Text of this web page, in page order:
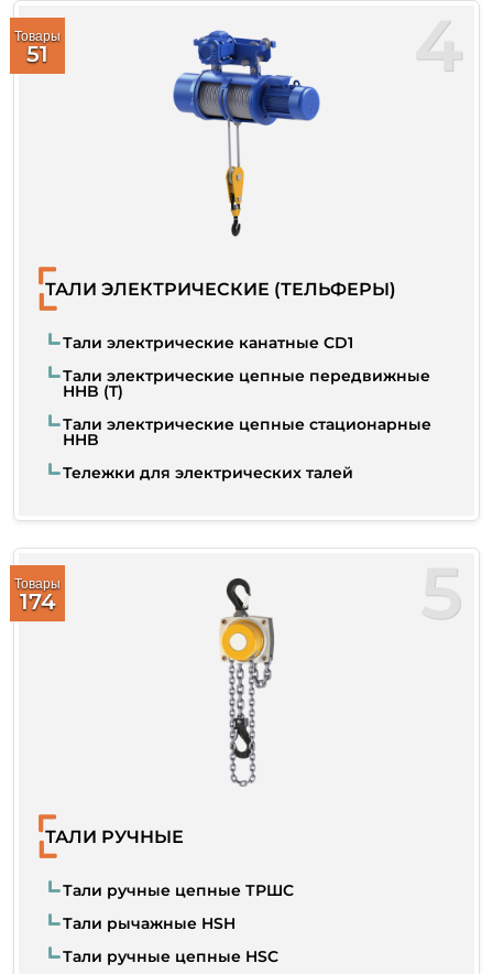
4
Товары
51
ТАЛИ ЭЛЕКТРИЧЕСКИЕ (ТЕЛЬФЕРЫ)
Тали электрические канатные СD1
Тали электрические цепные передвижные
HHB (T)
Тали электрические цепные стационарные
HHB
Тележки для электрических талей
5
Товары
174
ТАЛИ РУЧНЫЕ
Тали ручные цепные ТРШС
Тали рычажные HSH
Тали ручные цепные HSC